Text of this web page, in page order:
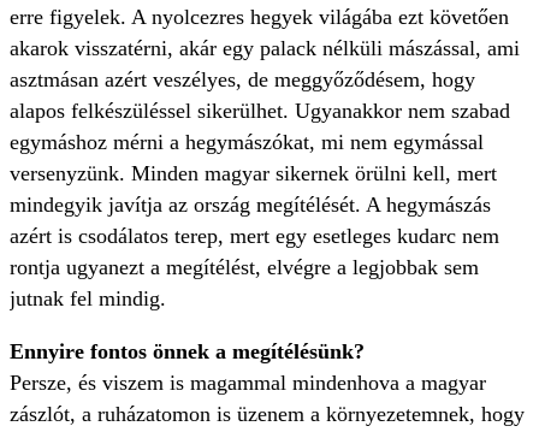
erre figyelek. A nyolcezres hegyek világába ezt követően
akarok visszatérni, akár egy palack nélküli mászással, ami
asztmásan azért veszélyes, de meggyőződésem, hogy
alapos felkészüléssel sikerülhet. Ugyanakkor nem szabad
egymáshoz mérni a hegymászókat, mi nem egymással
versenyzünk. Minden magyar sikernek örülni kell, mert
mindegyik javítja az ország megítélését. A hegymászás
azért is csodálatos terep, mert egy esetleges kudarc nem
rontja ugyanezt a megítélést, elvégre a legjobbak sem
jutnak fel mindig.
Ennyire fontos önnek a megítélésünk?
Persze, és viszem is magammal mindenhova a magyar
zászlót, a ruházatomon is üzenem a környezetemnek, hogy